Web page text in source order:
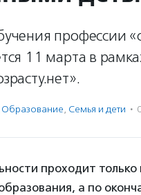
профессии
11 марта в
Образование, Семья и дети ·
проходит только
а по